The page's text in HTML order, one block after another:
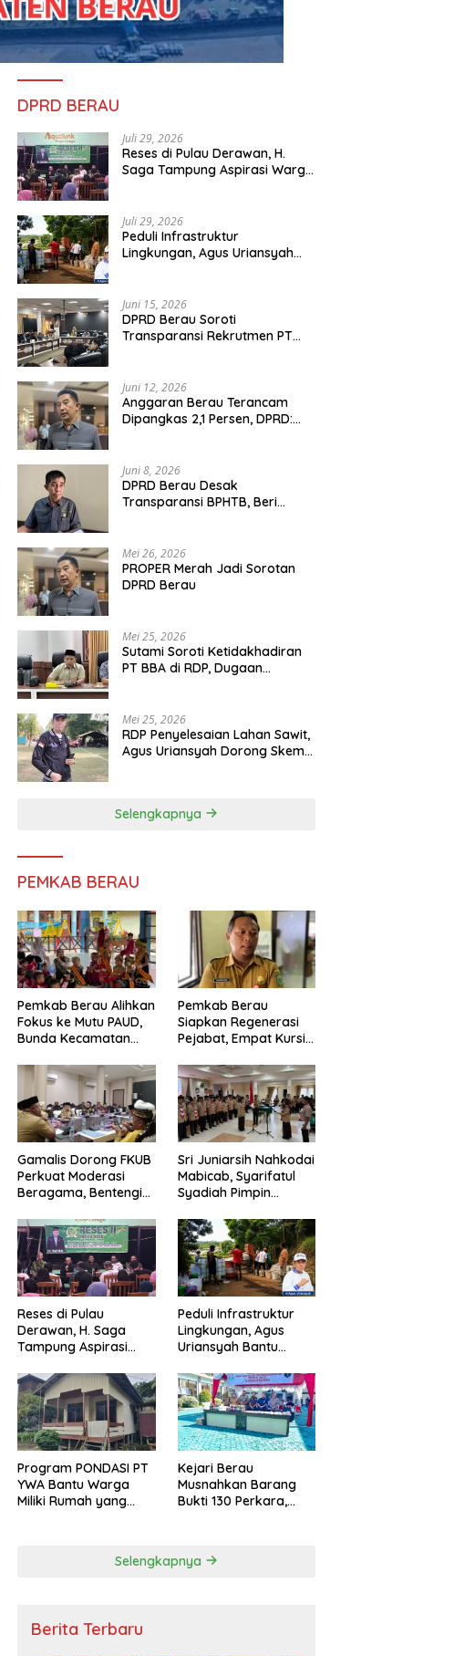
DPRD BERAU
Juli 29, 2026
Reses di Pulau Derawan, H.
Saga Tampung Aspirasi Warga
Juli 29, 2026
Peduli Infrastruktur
Lingkungan, Agus Uriansyah
Juni 15, 2026
DPRD Berau Soroti
Transparansi Rekrutmen PT
Juni 12, 2026
Anggaran Berau Terancam
Dipangkas 2,1 Persen, DPRD:
Juni 8, 2026
DPRD Berau Desak
Transparansi BPHTB, Beri
Mei 26, 2026
PROPER Merah Jadi Sorotan
DPRD Berau
Mei 25, 2026
Sutami Soroti Ketidakhadiran
PT BBA di RDP, Dugaan
Mei 25, 2026
RDP Penyelesaian Lahan Sawit,
Agus Uriansyah Dorong Skema
Selengkapnya
PEMKAB BERAU
Pemkab Berau Alihkan
Fokus ke Mutu PAUD,
Bunda Kecamatan
Pengawasan
Pemkab Berau
Siapkan Regenerasi
Pejabat, Empat Kursi
Diisi
Gamalis Dorong FKUB
Perkuat Moderasi
Beragama, Bentengi
Pemecah Persatuan
Sri Juniarsih Nahkodai
Mabicab, Syarifatul
Syadiah Pimpin
Berau 2026–2031
Reses di Pulau
Derawan, H. Saga
Tampung Aspirasi
Masyarakat Bijak
Sikapi Efisiensi
Anggaran
Peduli Infrastruktur
Lingkungan, Agus
Uriansyah Bantu
Jalan di Gang Angsa
Program PONDASI PT
YWA Bantu Warga
Miliki Rumah yang
Kejari Berau
Musnahkan Barang
Bukti 130 Perkara,
Selengkapnya
Berita Terbaru